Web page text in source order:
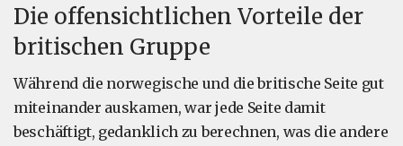
Die offensichtlichen Vorteile der
britischen Gruppe
Während die norwegische und die britische Seite gut
miteinander auskamen, war jede Seite damit
beschäftigt, gedanklich zu berechnen, was die andere